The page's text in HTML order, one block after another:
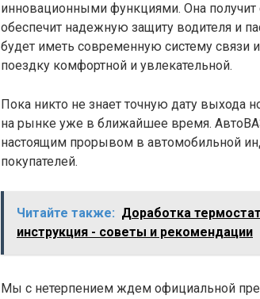
инновационными функциями. Она получит
обеспечит надежную защиту водителя и
будет иметь современную систему связи
поездку комфортной и увлекательной.
Пока никто не знает точную дату выхода
на рынке уже в ближайшее время.
настоящим прорывом в автомобильной
покупателей.
Читайте также: Доработка
инструкция - советы и рекомендации
Мы с нетерпением ждем официальной